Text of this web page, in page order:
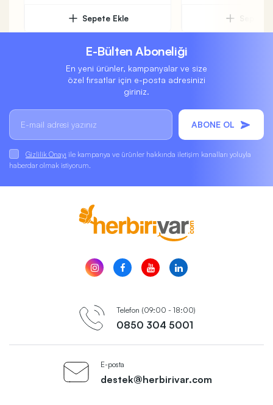
Sepete Ekle
E-Bülten Aboneliği
En yeni ürünler, kampanyalar ve size
özel fırsatlar için e-posta adresinizi
giriniz.
ABONE OL
Gizlilik Onayı ile kampanya ve ürünler hakkında iletişim kanalları yoluyla
haberdar olmak istiyorum.
Telefon (09:00 - 18:00)
0850 304 5001
E-posta
destek@herbirivar.com